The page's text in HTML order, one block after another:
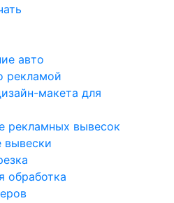
авто
рекламой
макета для
рекламных вывесок
вывески
обработка